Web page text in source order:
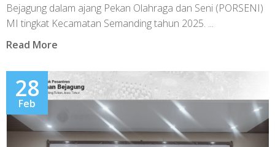
Bejagung dalam ajang Pekan Olahraga dan Seni (PORSENI)
MI tingkat Kecamatan Semanding tahun 2025. ...
Read More
28
Feb